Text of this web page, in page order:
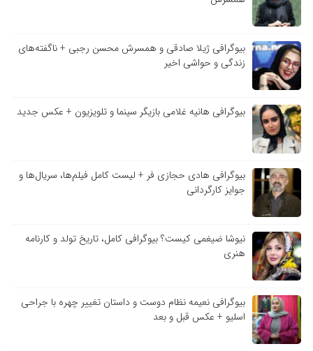
بیوگرافی ژیلا صادقی و همسرش محسن رجبی + ناگفته‌های
زندگی و حواشی اخیر
بیوگرافی هانیه غلامی بازیگر سینما و تلویزیون + عکس جدید
بیوگرافی هادی حجازی فر + لیست کامل فیلم‌ها، سریال‌ها و
جوایز کارگردانی
نیوشا ضیغمی کیست؟ بیوگرافی کامل، تاریخ تولد و کارنامه
هنری
بیوگرافی نعیمه نظام دوست و داستان تغییر چهره با جراحی
اسلیو + عکس قبل و بعد